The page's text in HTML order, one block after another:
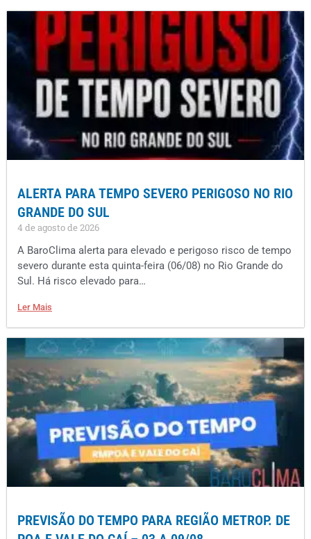
ALERTA PARA TEMPO SEVERO PERIGOSO NO RIO
GRANDE DO SUL
4 de agosto de 2026
A BaroClima alerta para elevado e perigoso risco de tempo
severo durante esta quinta-feira (06/08) no Rio Grande do
Sul. Há risco elevado para…
Ler Mais
PREVISÃO DO TEMPO PARA REGIÃO METROP. DE